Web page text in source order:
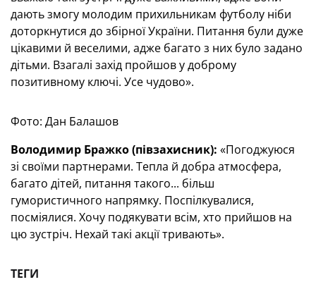
дають змогу молодим прихильникам футболу ніби
доторкнутися до збірної України. Питання були дуже
цікавими й веселими, адже багато з них було задано
дітьми. Взагалі захід пройшов у доброму
позитивному ключі. Усе чудово».
Фото: Дан Балашов
Володимир Бражко (півзахисник): «Погоджуюся
зі своїми партнерами. Тепла й добра атмосфера,
багато дітей, питання такого... більш
гумористичного напрямку. Поспілкувалися,
посміялися. Хочу подякувати всім, хто прийшов на
цю зустріч. Нехай такі акції тривають».
ТЕГИ